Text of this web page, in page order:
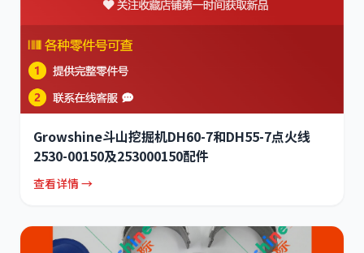
Growshine斗山挖掘机DH60-7和DH55-7点火线
2530-00150及253000150配件
查看详情 →